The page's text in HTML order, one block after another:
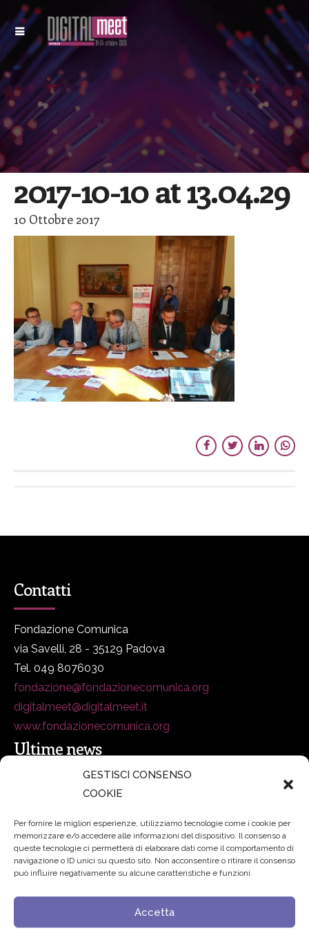
GESTISCI CONSENSO
COOKIE
Per fornire le migliori esperienze, utilizziamo tecnologie come i cookie per
memorizzare e/o accedere alle informazioni del dispositivo. Il consenso a
queste tecnologie ci permetterà di elaborare dati come il comportamento di
navigazione o ID unici su questo sito. Non acconsentire o ritirare il consenso
può influire negativamente su alcune caratteristiche e funzioni.
Accetta
2017-10-10 at 13.04.29
10 Ottobre 2017
Contatti
Fondazione Comunica
via Savelli, 28 - 35129 Padova
Tel. 049 8076030
fondazione@fondazionecomunica.org
digitalmeet@digitalmeet.it
www.fondazionecomunica.org
Ultime news
secsolutionforum 2026: è Bologna la nuova capitale
Padre Benanti: «Intelligenza artificiale? Contro i nuovi
algoritmi del potere serve una governance condivisa»
Edvance – Digital Education Hub Higher Education